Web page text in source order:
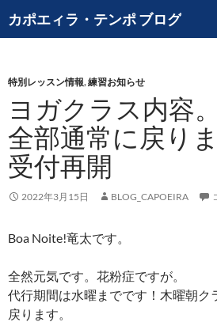
ン
ツ
キ
ッ
プ
カポエィラ・テンポ ブログ
索
特別レッスン情報,練習お知らせ
ヨガクラス内容
全部通常に戻り
受付再開
2022年3月15日 BLOG_CAPOEIRA
Boa Noite!竜太です。
全然元気です。花粉症ですが。
代行期間は水曜までです！木曜朝ク
戻ります。